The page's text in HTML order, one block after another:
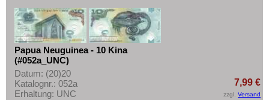
Preislisten
Ankauf
Erhaltungsgrade
Gratisbanknoten
FAQ
Papua Neuguinea - 10 Kina
(#052a_UNC)
Datum: (20)20
Katalognr.: 052a
Erhaltung: UNC
7,99 €
zzgl. Versand